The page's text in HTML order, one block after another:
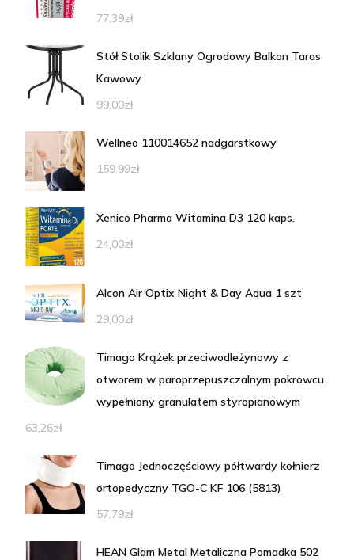
77,39zł
Stół Stolik Szklany Ogrodowy Balkon Taras
Kawowy
99,00zł
Wellneo 110014652 nadgarstkowy
159,99zł
Xenico Pharma Witamina D3 120 kaps.
24,00zł
Alcon Air Optix Night & Day Aqua 1 szt
29,00zł
Timago Krążek przeciwodleżynowy z
otworem w paroprzepuszczalnym pokrowcu
wypełniony granulatem styropianowym
63,26zł
Timago Jednoczęściowy półtwardy kołnierz
ortopedyczny TGO-C KF 106 (5813)
57,79zł
HEAN Glam Metal Metaliczna Pomadka 502